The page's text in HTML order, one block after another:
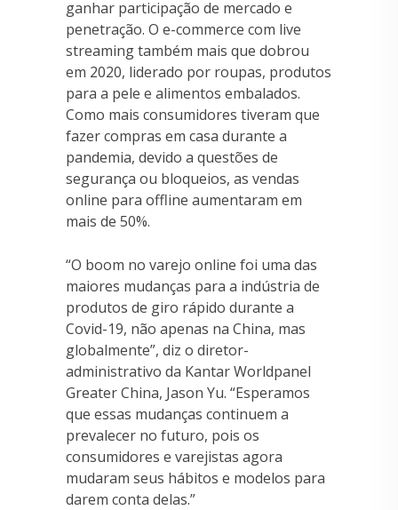
ganhar participação de mercado e
penetração. O e-commerce com live
streaming também mais que dobrou
em 2020, liderado por roupas, produtos
para a pele e alimentos embalados.
Como mais consumidores tiveram que
fazer compras em casa durante a
pandemia, devido a questões de
segurança ou bloqueios, as vendas
online para offline aumentaram em
mais de 50%.
“O boom no varejo online foi uma das
maiores mudanças para a indústria de
produtos de giro rápido durante a
Covid-19, não apenas na China, mas
globalmente”, diz o diretor-
administrativo da Kantar Worldpanel
Greater China, Jason Yu. “Esperamos
que essas mudanças continuem a
prevalecer no futuro, pois os
consumidores e varejistas agora
mudaram seus hábitos e modelos para
darem conta delas.”